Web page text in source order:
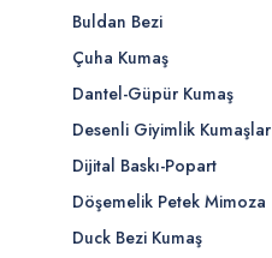
Buldan Bezi
Çuha Kumaş
Dantel-Güpür Kumaş
Desenli Giyimlik Kumaşlar
Dijital Baskı-Popart
Döşemelik Petek Mimoza
Duck Bezi Kumaş